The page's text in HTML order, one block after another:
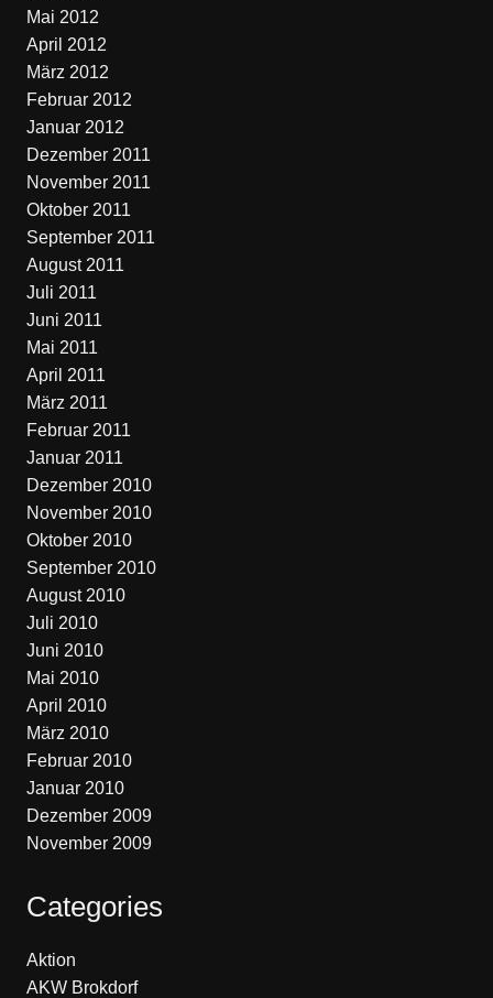
Mai 2012
April 2012
März 2012
Februar 2012
Januar 2012
Dezember 2011
November 2011
Oktober 2011
September 2011
August 2011
Juli 2011
Juni 2011
Mai 2011
April 2011
März 2011
Februar 2011
Januar 2011
Dezember 2010
November 2010
Oktober 2010
September 2010
August 2010
Juli 2010
Juni 2010
Mai 2010
April 2010
März 2010
Februar 2010
Januar 2010
Dezember 2009
November 2009
Categories
Aktion
AKW Brokdorf